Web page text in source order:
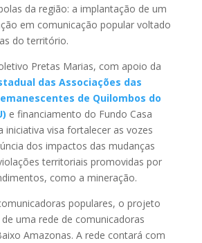
da região: a implantação de um
em comunicação popular voltado
do território.
Pretas Marias, com apoio da
das Associações das
de Quilombos do
e financiamento do Fundo Casa
iniciativa visa fortalecer as vozes
dos impactos das mudanças
territoriais promovidas por
como a mineração.
populares, o projeto
uma rede de comunicadoras
Amazonas. A rede contará com